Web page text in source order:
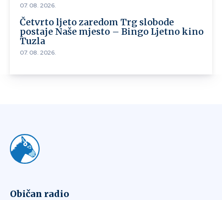
07. 08. 2026.
Četvrto ljeto zaredom Trg slobode
postaje Naše mjesto – Bingo Ljetno kino
Tuzla
07. 08. 2026.
Običan radio